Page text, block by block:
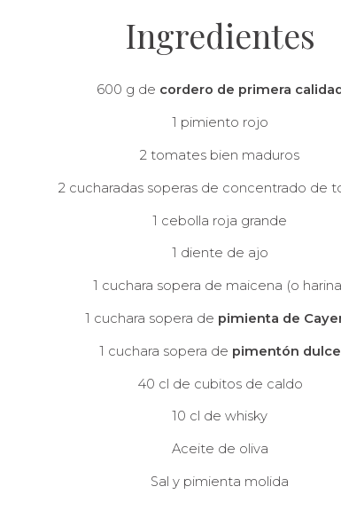
Ingredientes
600 g de cordero de primera
1 pimiento rojo
2 tomates bien maduros
2 cucharadas soperas de concentrado de
1 cebolla roja grande
1 diente de ajo
1 cuchara sopera de maicena (o
1 cuchara sopera de pimienta de
1 cuchara sopera de pimentón dulce
40 cl de cubitos de caldo
10 cl de whisky
Aceite de oliva
Sal y pimienta molida